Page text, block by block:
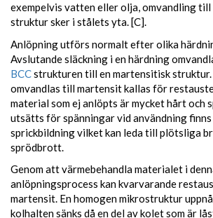
exempelvis vatten eller olja, omvandling
struktur sker i stålets yta. [C].
Anlöpning utförs normalt efter olika
Avslutande släckning i en härdning
BCCstrukturen till en martensitisk
omvandlas till martensit kallas för
material som ej anlöpts är mycket hårt och
utsätts för spänningar vid användning
sprickbildning vilket kan leda till plötsliga
sprödbrott.
Genom att värmebehandla materialet i
anlöpningsprocess kan kvarvarande
martensit. En homogen mikrostruktur
kolhalten sänks då en del av kolet som är